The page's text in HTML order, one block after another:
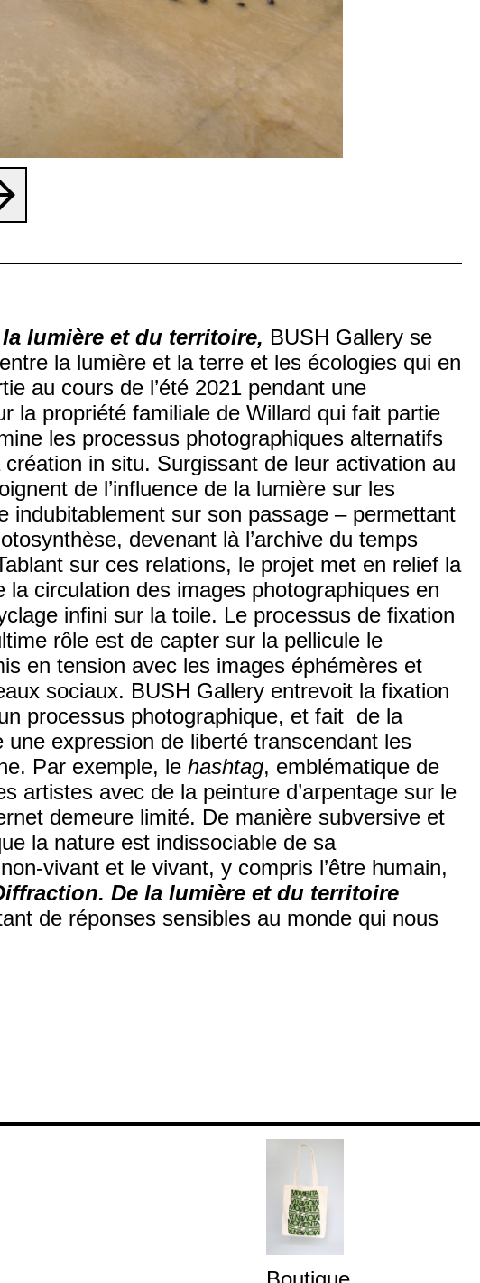
lumière et du territoire, BUSH Gallery se
la lumière et la terre et les écologies qui en
au cours de l’été 2021 pendant une
la propriété familiale de Willard qui fait partie
les processus photographiques alternatifs
in situ. Surgissant de leur activation au
de l’influence de la lumière sur les
indubitablement sur son passage – permettant
devenant là l’archive du temps
sur ces relations, le projet met en relief la
circulation des images photographiques en
infini sur la toile. Le processus de fixation
rôle est de capter sur la pellicule le
en tension avec les images éphémères et
sociaux. BUSH Gallery entrevoit la fixation
processus photographique, et fait de la
expression de liberté transcendant les
Par exemple, lehashtag, emblématique de
artistes avec de la peinture d’arpentage sur le
demeure limité. De manière subversive et
la nature est indissociable de sa
vivant et le vivant, y compris l’être humain,
De la lumière et du territoire
de réponses sensibles au monde qui nous